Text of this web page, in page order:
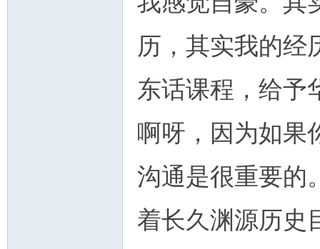
历，其实我的经
东话课程，给予
啊呀，因为如果
沟通是很重要的
着长久渊源历史